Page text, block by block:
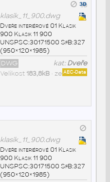
klasik_11_900.dwg
Dveře interiérové 01 Klasik
900 Klasik 11 900
UNSPSC:30171500 SfB:327
(950×120×1985)
kat:Dveře
DWG
AEC-Data
Velikost 183,8kB• ze
klasik_11_900.dwg
Dveře interiérové 01 Klasik
900 Klasik 11 900
UNSPSC:30171500 SfB:327
(950×120×1985)